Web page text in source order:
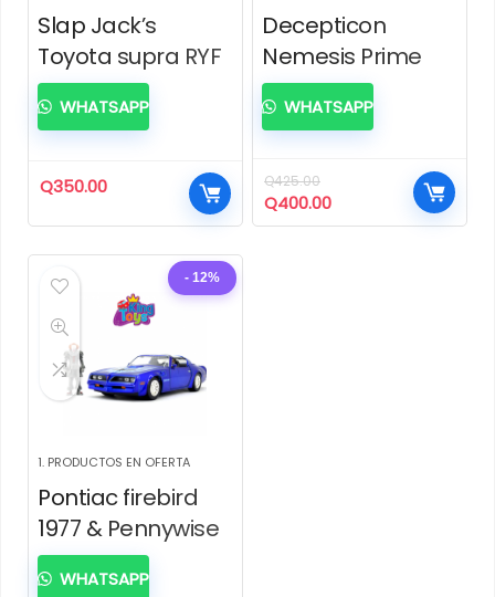
Slap Jack’s
Toyota supra RYF
Q350.00
WHATSAPP
Decepticon
Nemesis Prime
Q425.00
El
precio
Q400.00El
precio
WHATSAPP
- 12%
1. PRODUCTOS EN OFERTA
Pontiac firebird
1977 & Pennywise
WHATSAPP